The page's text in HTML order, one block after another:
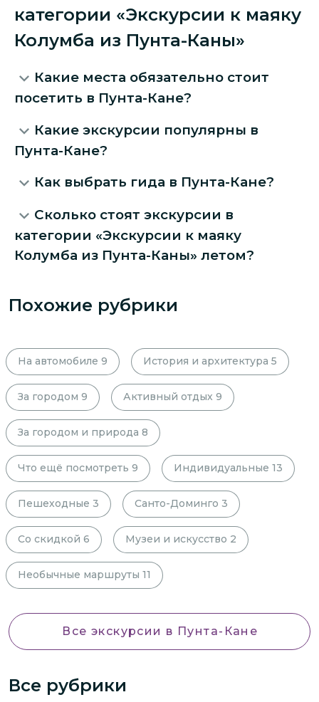
категории «Экскурсии к маяку
Колумба из Пунта-Каны»
Какие места обязательно стоит
посетить в Пунта-Кане?
Какие экскурсии популярны в
Пунта-Кане?
Как выбрать гида в Пунта-Кане?
Сколько стоят экскурсии в
категории «Экскурсии к маяку
Колумба из Пунта-Каны» летом?
Похожие рубрики
На автомобиле 9 История и архитектура 5
За городом 9 Активный отдых 9
За городом и природа 8
Что ещё посмотреть 9 Индивидуальные 13
Пешеходные 3 Санто-Доминго 3
Со скидкой 6 Музеи и искусство 2
Необычные маршруты 11
Все экскурсии в Пунта-Кане
Все рубрики